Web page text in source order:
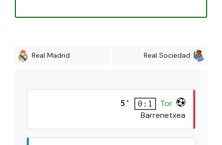
Real Madrid Real Sociedad
5' 0:1
Tor
Barrenetxea